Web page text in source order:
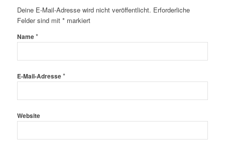
Deine E-Mail-Adresse wird nicht veröffentlicht. Erforderliche
Felder sind mit *markiert
Name*
E-Mail-Adresse*
Website